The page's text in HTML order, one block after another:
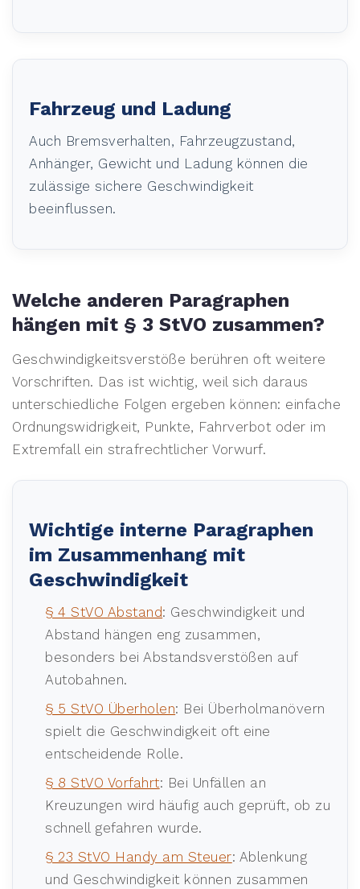
Fahrzeug und Ladung
Auch Bremsverhalten, Fahrzeugzustand,
Anhänger, Gewicht und Ladung können die
zulässige sichere Geschwindigkeit
beeinflussen.
Welche anderen Paragraphen
hängen mit § 3 StVO zusammen?
Geschwindigkeitsverstöße berühren oft weitere
Vorschriften. Das ist wichtig, weil sich daraus
unterschiedliche Folgen ergeben können: einfache
Ordnungswidrigkeit, Punkte, Fahrverbot oder im
Extremfall ein strafrechtlicher Vorwurf.
Wichtige interne Paragraphen
im Zusammenhang mit
Geschwindigkeit
§ 4 StVO Abstand: Geschwindigkeit und
Abstand hängen eng zusammen,
besonders bei Abstandsverstößen auf
Autobahnen.
§ 5 StVO Überholen: Bei Überholmanövern
spielt die Geschwindigkeit oft eine
entscheidende Rolle.
§ 8 StVO Vorfahrt: Bei Unfällen an
Kreuzungen wird häufig auch geprüft, ob zu
schnell gefahren wurde.
§ 23 StVO Handy am Steuer: Ablenkung
und Geschwindigkeit können zusammen